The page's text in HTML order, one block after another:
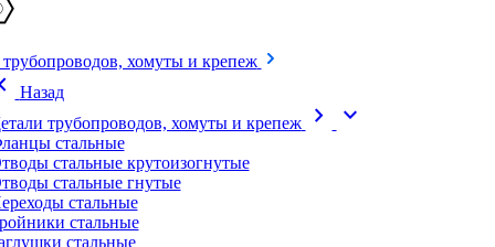
хомуты и крепеж
Назад
трубопроводов, хомуты и крепеж
chevron_right expand_more
стальные
стальные крутоизогнутые
стальные гнутые
стальные
стальные
стальные